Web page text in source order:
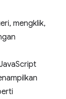
mengklik,